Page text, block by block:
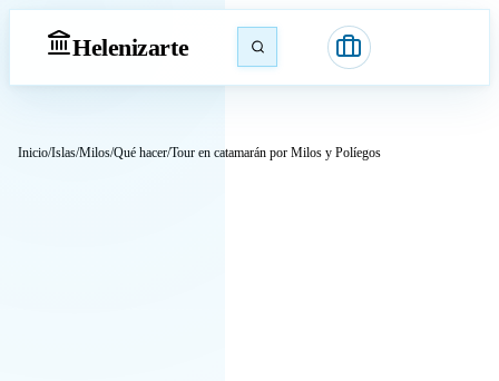
Helenizarte
Inicio/Islas/Milos/Qué hacer/Tour en catamarán por Milos y Políegos